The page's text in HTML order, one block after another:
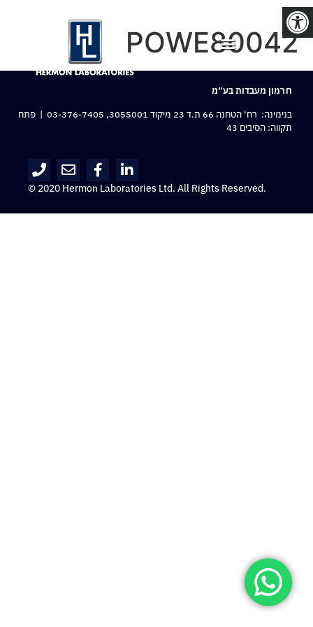
פתח סרגל נגישות
POWE80042
חרמון מעבדות בע“מ
בנימינה: רח‘ הטחנה 66 ת.ד 23 מיקוד 3055001,
03-376-7405 | פתח
תקווה: הסיבים 43
© 2020 Hermon Laboratories Ltd. All Rights Reserved.